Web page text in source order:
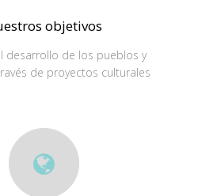
objetivos
desarrollo de los pueblos y
de proyectos culturales